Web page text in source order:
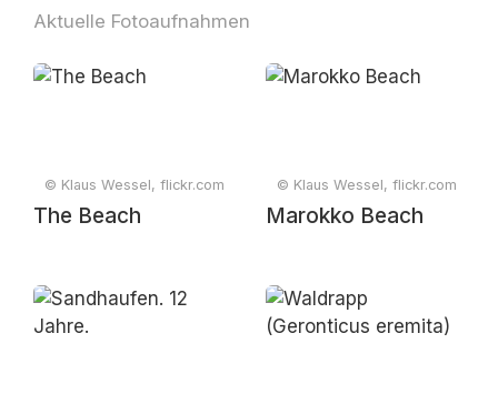
Aktuelle Fotoaufnahmen
© Klaus Wessel, flickr.com
The Beach
© Klaus Wessel, flickr.com
Marokko Beach